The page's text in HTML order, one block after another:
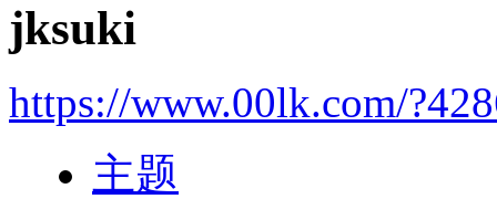
jksuki
https://www.00lk.com/
主题